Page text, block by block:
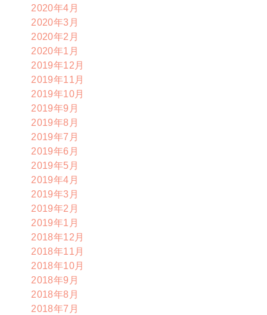
2020年4月
2020年3月
2020年2月
2020年1月
2019年12月
2019年11月
2019年10月
2019年9月
2019年8月
2019年7月
2019年6月
2019年5月
2019年4月
2019年3月
2019年2月
2019年1月
2018年12月
2018年11月
2018年10月
2018年9月
2018年8月
2018年7月